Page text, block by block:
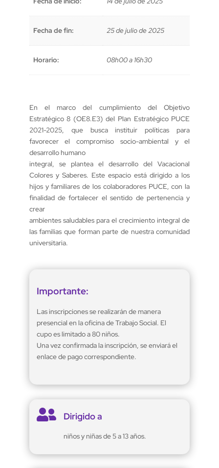
Fecha de fin: 25 de julio de 2025
Horario: 08h00 a 16h30
En el marco del cumplimiento del Objetivo
Estratégico 8 (OE8.E3) del Plan Estratégico PUCE
2021-2025, que busca instituir políticas para
favorecer el compromiso socio-ambiental y el
desarrollo humano
integral, se plantea el desarrollo del Vacacional
Colores y Saberes. Este espacio está dirigido a los
hijos y familiares de los colaboradores PUCE, con la
finalidad de fortalecer el sentido de pertenencia y
crear
ambientes saludables para el crecimiento integral de
las familias que forman parte de nuestra comunidad
universitaria.
Importante:
Las inscripciones se realizarán de manera
presencial en la oficina de Trabajo Social. El
cupo es limitado a 80 niños.
Una vez confirmada la inscripción, se enviará el
enlace de pago correspondiente.
 Dirigido a
niños y niñas de 5 a 13 años.